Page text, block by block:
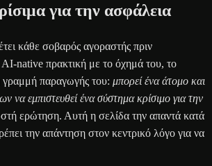
για την ασφάλεια
κάθε σοβαρός αγοραστής πριν
AI-native πρακτική με το όχημά του, το
παραγωγής του: μπορεί ένα άτομο και
να εμπιστευθεί ένα σύστημα κρίσιμο για την
ερώτηση. Αυτή η σελίδα την απαντά κατά
την απάντηση στον κεντρικό λόγο για να